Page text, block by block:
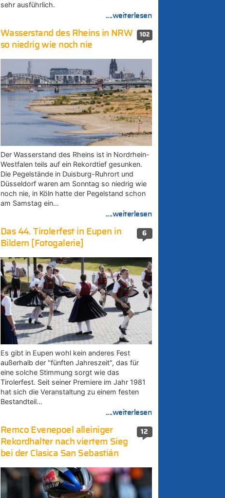
sehr ausführlich.
....weiterlesen
102
Wasserstand des Rheins in NRW
so niedrig wie noch nie
Der Wasserstand des Rheins ist in Nordrhein-
Westfalen teils auf ein Rekordtief gesunken.
Die Pegelstände in Duisburg-Ruhrort und
Düsseldorf waren am Sonntag so niedrig wie
noch nie, in Köln hatte der Pegelstand schon
am Samstag ein…
....weiterlesen
6
Das 44. Tirolerfest in Eupen in
Bildern [Fotogalerie]
Es gibt in Eupen wohl kein anderes Fest
außerhalb der "fünften Jahreszeit", das für
eine solche Stimmung sorgt wie das
Tirolerfest. Seit seiner Premiere im Jahr 1981
hat sich die Veranstaltung zu einem festen
Bestandteil…
....weiterlesen
12
Remco Evenepoel alleiniger
Rekordhalter nach viertem Sieg
bei der Clasica San Sebastián